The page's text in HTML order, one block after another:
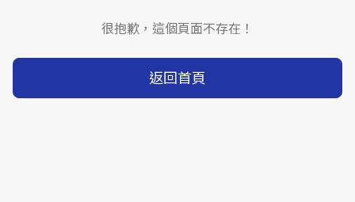
很抱歉，這個頁面不存在！
返回首頁